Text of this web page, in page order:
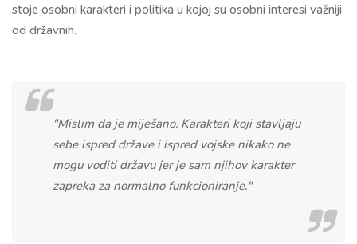
stoje osobni karakteri i politika u kojoj su osobni interesi važniji
od državnih.
"Mislim da je miješano. Karakteri koji stavljaju
sebe ispred države i ispred vojske nikako ne
mogu voditi državu jer je sam njihov karakter
zapreka za normalno funkcioniranje."